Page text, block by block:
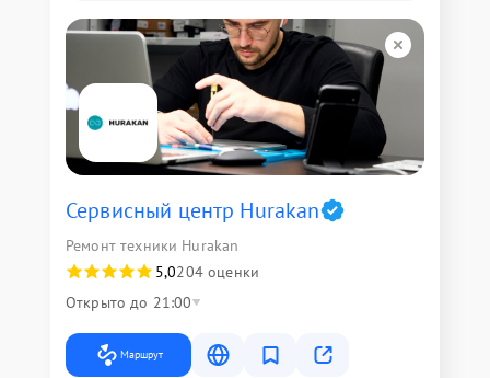
Сервисный центр Hurakan
Ремонт техники Hurakan
5,0204 оценки
Открыто до 21:00
Маршрут